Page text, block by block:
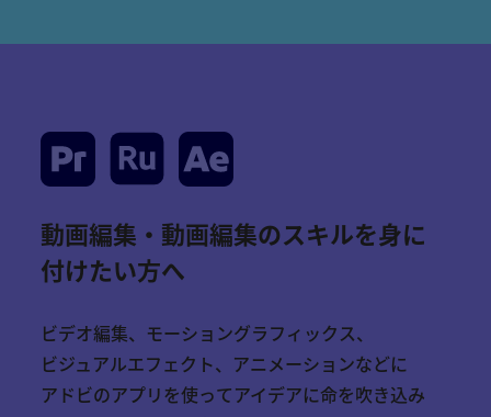
動画編集・動画編集のスキルを身に
付けたい方へ
ビデオ編集、 モーショングラフィックス、
ビジュアルエフェクト、 アニメーションなどに
アドビのアプリを使ってアイデアに命を吹き込み